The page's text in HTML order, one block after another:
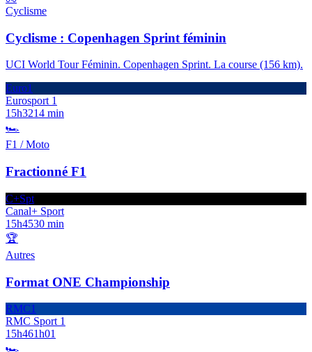
Cyclisme
Cyclisme : Copenhagen Sprint féminin
UCI World Tour Féminin. Copenhagen Sprint. La course (156 km).
Euro1
Eurosport 1
15h3214 min
🏎️
F1 / Moto
Fractionné F1
C+Spt
Canal+ Sport
15h4530 min
🏆
Autres
Format ONE Championship
RMC1
RMC Sport 1
15h461h01
🏎️